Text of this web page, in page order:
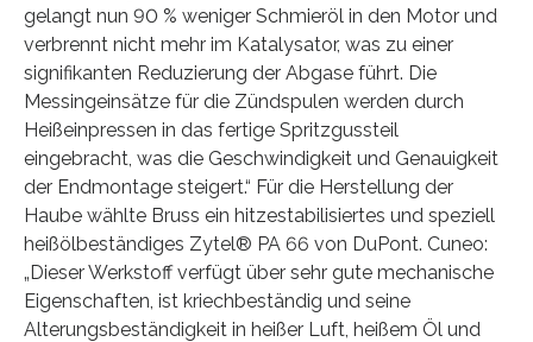
gelangt nun 90 % weniger Schmieröl in den Motor und
verbrennt nicht mehr im Katalysator, was zu einer
signifikanten Reduzierung der Abgase führt. Die
Messingeinsätze für die Zündspulen werden durch
Heißeinpressen in das fertige Spritzgussteil
eingebracht, was die Geschwindigkeit und Genauigkeit
der Endmontage steigert.“ Für die Herstellung der
Haube wählte Bruss ein hitzestabilisiertes und speziell
heißölbeständiges Zytel® PA 66 von DuPont. Cuneo:
„Dieser Werkstoff verfügt über sehr gute mechanische
Eigenschaften, ist kriechbeständig und seine
Alterungsbeständigkeit in heißer Luft, heißem Öl und